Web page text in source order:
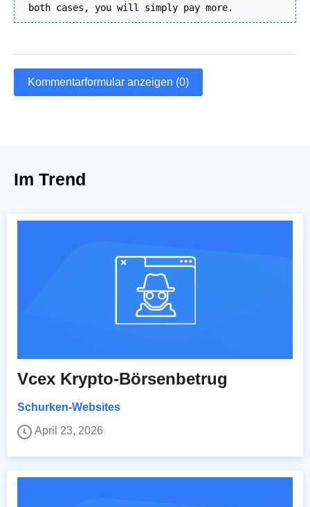
both cases, you will simply pay more.
Kommentarformular anzeigen (0)
Im Trend
Vcex Krypto-Börsenbetrug
Schurken-Websites
April 23, 2026